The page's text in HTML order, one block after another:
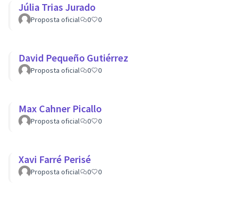
Júlia Trias Jurado
Proposta oficial 0 0
David Pequeño Gutiérrez
Proposta oficial 0 0
Max Cahner Picallo
Proposta oficial 0 0
Xavi Farré Perisé
Proposta oficial 0 0